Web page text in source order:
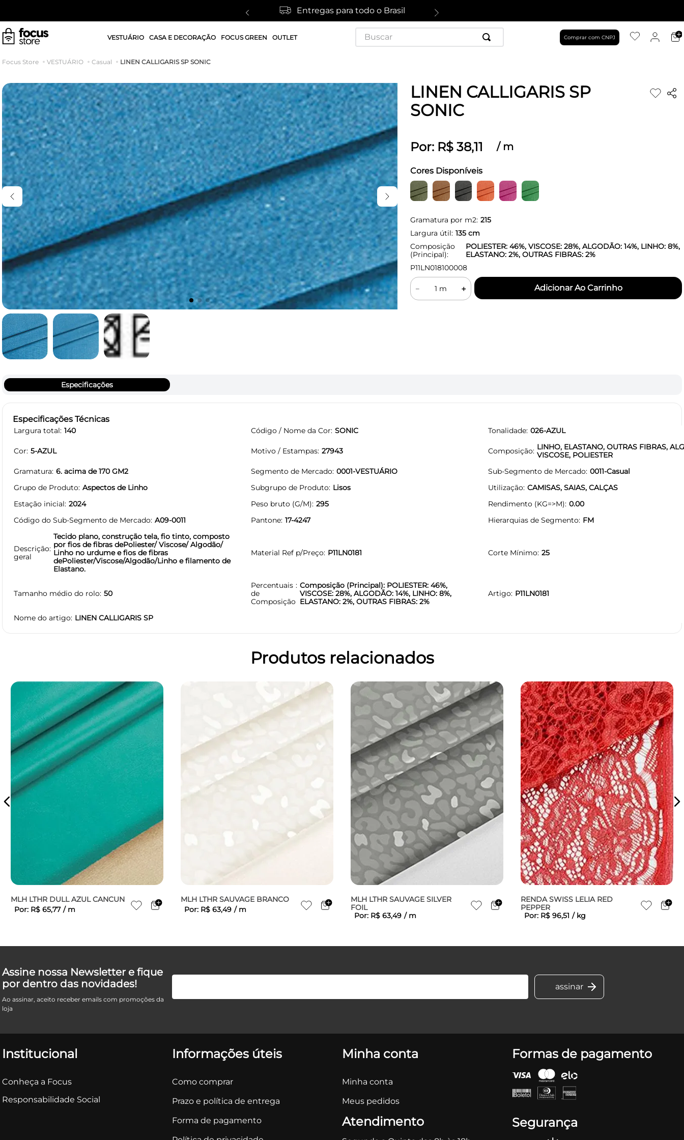
Entregas para todo o Brasil
VESTUÁRIO CASA E DECORAÇÃO FOCUS GREEN OUTLET
Buscar
Comprar com CNPJ
VESTUÁRIO Casual LINEN CALLIGARIS SP SONIC
LINEN CALLIGARIS SP
SONIC
Por: R$ 38,11 / m
Cores Disponíveis
Gramatura por m2: 215
Largura útil: 135cm
Composição
(Principal):
POLIESTER: 46%, VISCOSE: 28%, ALGODÃO: 14%, LINHO: 8%,
ELASTANO: 2%, OUTRAS FIBRAS: 2%
P11LN018100008
＋
－
Especificações
Especificações Técnicas
Largura total 140 Código / Nome da Cor SONIC Tonalidade 026-AZUL
Cor 5-AZUL Motivo / Estampas 27943 Composição LINHO, ELASTANO, OUTRAS FIBRAS,
VISCOSE, POLIESTER
Gramatura 6. acima de 170 GM2 Segmento de Mercado 0001-VESTUÁRIO Sub-Segmento de Mercado 0011-Casual
Grupo de Produto Aspectos de Linho Subgrupo de Produto Lisos Utilização CAMISAS, SAIAS, CALÇAS
Estação inicial 2024 Peso bruto (G/M) 295 Rendimento (KG=>M) 0.00
Código do Sub-Segmento de Mercado A09-0011 Pantone 17-4247 Hierarquias de Segmento FM
Descrição
geral
Tecido plano, construção tela, fio tinto, composto
por fios de fibras dePoliester/ Viscose/ Algodão/
Linho no urdume e fios de fibras
dePoliester/Viscose/Algodão/Linho e filamento de
Elastano.
Material Ref p/Preço P11LN0181 Corte Mínimo 25
Tamanho médio do rolo 50
Percentuais
de
Composição
Composição (Principal): POLIESTER: 46%,
VISCOSE: 28%, ALGODÃO: 14%, LINHO: 8%,
ELASTANO: 2%, OUTRAS FIBRAS: 2%
Artigo P11LN0181
Nome do artigo LINEN CALLIGARIS SP
Produtos relacionados
MLH LTHR DULL AZUL CANCUN
Por: R$ 65,77 / m
MLH LTHR SAUVAGE BRANCO
Por: R$ 63,49 / m
MLH LTHR SAUVAGE SILVER
FOIL
Por: R$ 63,49 / m
RENDA SWISS LELIA RED
PEPPER
Por: R$ 96,51 / kg
Assine nossa Newsletter e fique
por dentro das novidades!
Ao assinar, aceito receber emails com promoções da
loja
Institucional
Conheça a Focus
Responsabilidade Social
Informações úteis
Como comprar
Prazo e política de entrega
Forma de pagamento
Minha conta
Minha conta
Meus pedidos
Atendimento
Formas de pagamento
Segurança